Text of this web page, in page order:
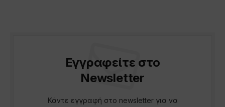
Εγγραφείτε στο
Newsletter
Κάντε εγγραφή στο newsletter για να